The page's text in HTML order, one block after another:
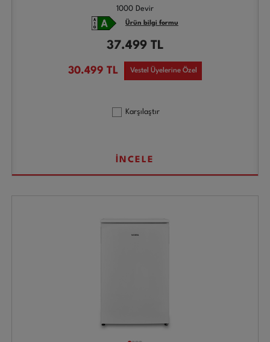
1000 Devir
Ürün bilgi formu
37.499 TL
30.499 TL Vestel Üyelerine Özel
Karşılaştır
İNCELE